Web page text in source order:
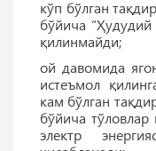
кўп бўлган
бўйича
қилинмайди;
ой давомида
истеъмол
кам бўлган
бўйича тўловлар
электр